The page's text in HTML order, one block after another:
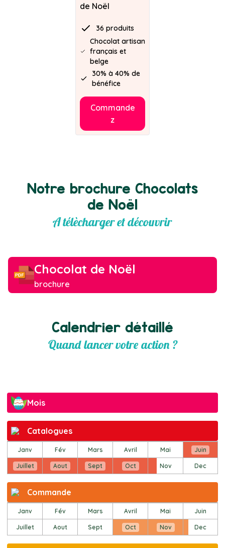
de Noël
36 produits
Chocolat artisan
français et
belge
30% à 40% de
bénéfice
Commande
z
Notre brochure Chocolats
de Noël
A télècharger et découvrir
Chocolat de Noël
brochure
Calendrier détaillé
Quand lancer votre action ?
Mois
Catalogues
Janv Fév Mars Avril Mai Juin
Juillet Aout Sept Oct Nov Dec
Commande
Janv Fév Mars Avril Mai Juin
Juillet Aout Sept Oct Nov Dec